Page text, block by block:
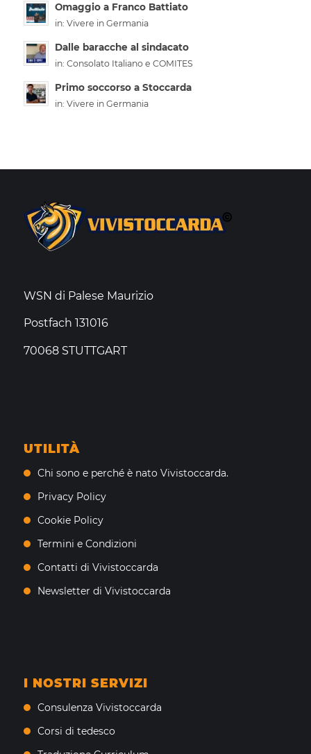
Omaggio a Franco Battiato
in: Vivere in Germania
Dalle baracche al sindacato
in: Consolato Italiano e COMITES
Primo soccorso a Stoccarda
in: Vivere in Germania
WSN di Palese Maurizio
Postfach 131016
70068 STUTTGART
UTILITÀ
Chi sono e perché è nato Vivistoccarda.
Privacy Policy
Cookie Policy
Termini e Condizioni
Contatti di Vivistoccarda
Newsletter di Vivistoccarda
I NOSTRI SERVIZI
Consulenza Vivistoccarda
Corsi di tedesco